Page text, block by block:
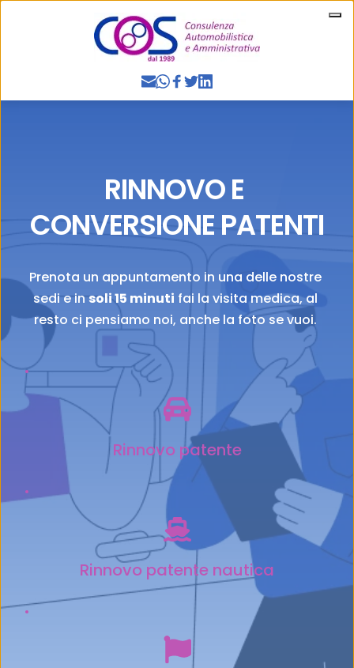
RINNOVO E
CONVERSIONE PATENTI
Prenota un appuntamento in una delle nostre
sedi e in soli 15 minuti fai la visita medica, al
resto ci pensiamo noi, anche la foto se vuoi.
Rinnovo patente
Rinnovo patente nautica